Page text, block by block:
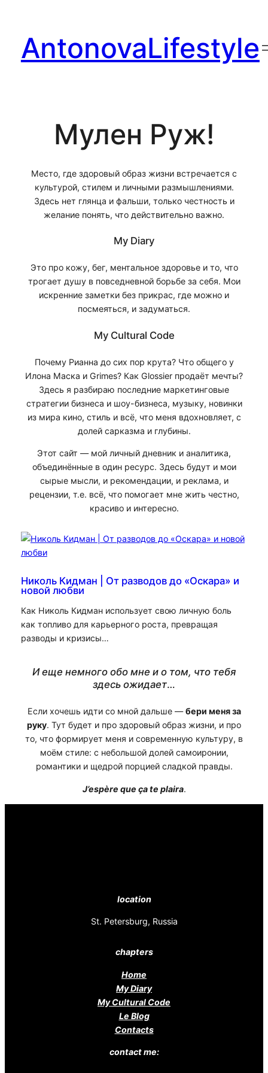
содержимому
AntonovaLifestyle
Мулен Руж!
Место, где здоровый образ жизни встречается с
культурой, стилем и личными размышлениями.
Здесь нет глянца и фальши, только честность и
желание понять, что действительно важно.
My Diary
Это про кожу, бег, ментальное здоровье и то, что
трогает душу в повседневной борьбе за себя. Мои
искренние заметки без прикрас, где можно и
посмеяться, и задуматься.
My Cultural Code
Почему Рианна до сих пор крута? Что общего у
Илона Маска и Grimes? Как Glossier продаёт мечты?
Здесь я разбираю последние маркетинговые
стратегии бизнеса и шоу-бизнеса, музыку, новинки
из мира кино, стиль и всё, что меня вдохновляет, с
долей сарказма и глубины.
Этот сайт — мой личный дневник и аналитика,
объединённые в один ресурс. Здесь будут и мои
сырые мысли, и рекомендации, и реклама, и
рецензии, т.е. всё, что помогает мне жить честно,
красиво и интересно.
Николь Кидман | От разводов до «Оскара» и
новой любви
Как Николь Кидман использует свою личную боль
как топливо для карьерного роста, превращая
разводы и кризисы…
И еще немного обо мне и о том, что тебя
здесь ожидает…
Если хочешь идти со мной дальше —бери меня за
руку. Тут будет и про здоровый образ жизни, и про
то, что формирует меня и современную культуру, в
моём стиле: с небольшой долей самоиронии,
романтики и щедрой порцией сладкой правды.
J’espère que ça te plaira.
location
St. Petersburg, Russia
chapters
Home
My Diary
My Cultural Code
Le Blog
Contacts
contact me: